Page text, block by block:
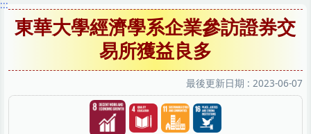
區
:::
東華大學經濟學系企業參訪證券交
易所獲益良多
最後更新日期 : 2023-06-07